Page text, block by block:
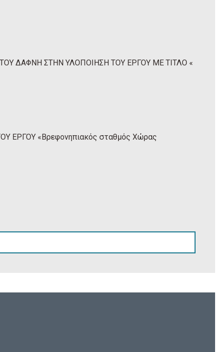
ΔΑΦΝΗ ΣΤΗΝ ΥΛΟΠΟΙΗΣΗ ΤΟΥ ΕΡΓΟΥ ΜΕ ΤΙΤΛΟ «
«Βρεφονηπιακός σταθμός Χώρας